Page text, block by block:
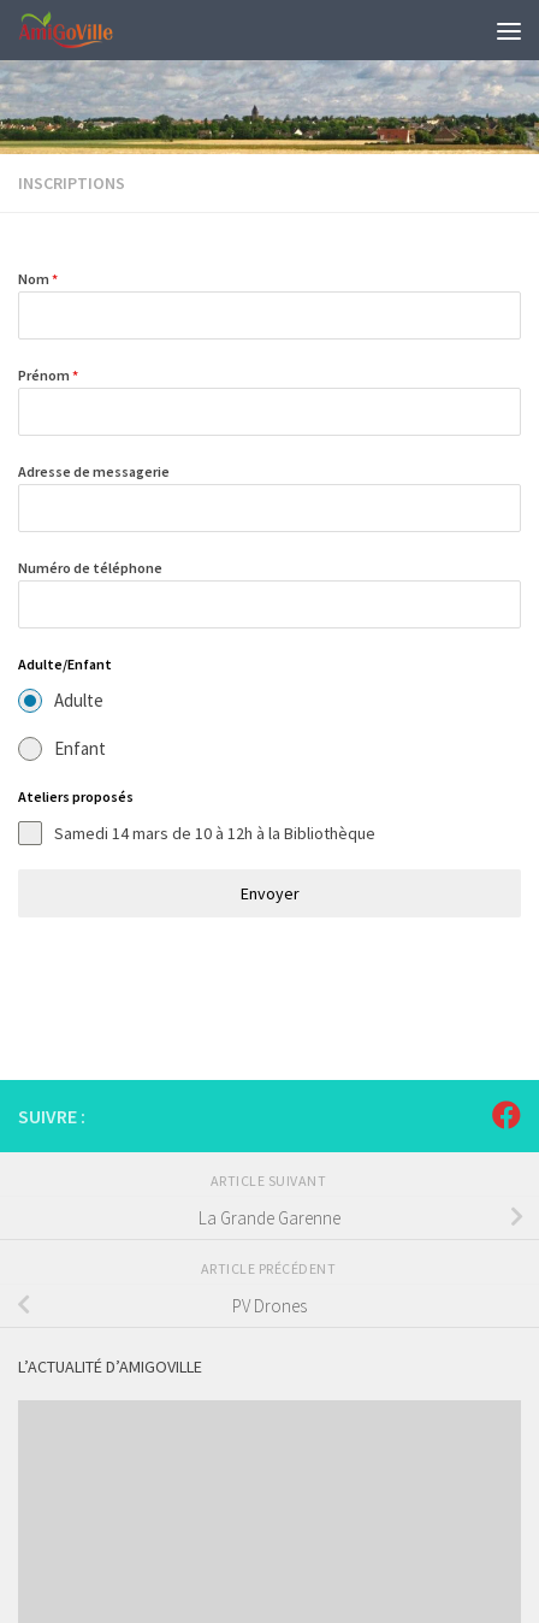
Skip to content
INSCRIPTIONS
Nom *
Prénom *
Adresse de messagerie
Numéro de téléphone
Adulte/Enfant
Adulte
Enfant
Ateliers proposés
Samedi 14 mars de 10 à 12h à la Bibliothèque
Envoyer
SUIVRE :
ARTICLE SUIVANT
La Grande Garenne
ARTICLE PRÉCÉDENT
PV Drones
L’ACTUALITÉ D’AMIGOVILLE